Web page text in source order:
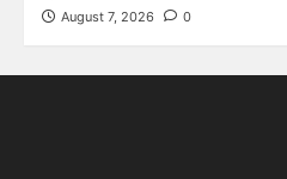
August 7, 2026 0